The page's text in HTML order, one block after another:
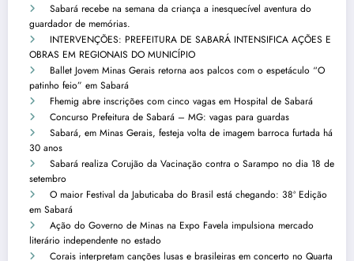
Sabará recebe na semana da criança a inesquecível aventura do
guardador de memórias.
INTERVENÇÕES: PREFEITURA DE SABARÁ INTENSIFICA AÇÕES E
OBRAS EM REGIONAIS DO MUNICÍPIO
Ballet Jovem Minas Gerais retorna aos palcos com o espetáculo “O
patinho feio” em Sabará
Fhemig abre inscrições com cinco vagas em Hospital de Sabará
Concurso Prefeitura de Sabará – MG: vagas para guardas
Sabará, em Minas Gerais, festeja volta de imagem barroca furtada há
30 anos
Sabará realiza Corujão da Vacinação contra o Sarampo no dia 18 de
setembro
O maior Festival da Jabuticaba do Brasil está chegando: 38ª Edição
em Sabará
Ação do Governo de Minas na Expo Favela impulsiona mercado
literário independente no estado
Corais interpretam canções lusas e brasileiras em concerto no Quarta